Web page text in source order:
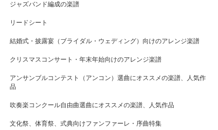
ジャズバンド編成の楽譜
リードシート
結婚式・披露宴（ブライダル・ウェディング）向けのアレンジ楽譜
クリスマスコンサート・年末年始向けのアレンジ楽譜
アンサンブルコンテスト（アンコン）選曲にオススメの楽譜、人気作
品
吹奏楽コンクール自由曲選曲にオススメの楽譜、人気作品
文化祭、体育祭、式典向けファンファーレ・序曲特集